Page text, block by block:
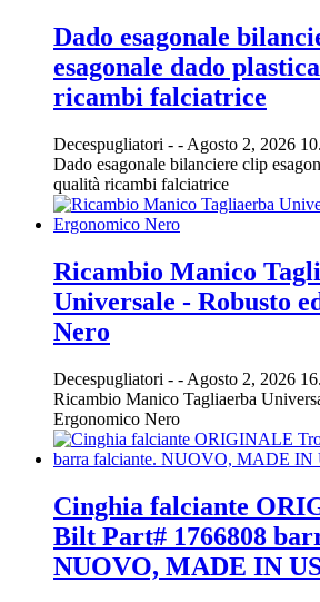
Dado esagonale
esagonale dado
ricambi falciatrice
Decespugliatori - - Agosto 2, 2026
Dado esagonale bilanciere clip
qualità ricambi falciatrice
Ricambio Manico
Universale - Robusto
Nero
Decespugliatori - - Agosto 2, 2026
Ricambio Manico Tagliaerba
Ergonomico Nero
Cinghia falciante
Bilt Part# 1766808
NUOVO, MADE IN